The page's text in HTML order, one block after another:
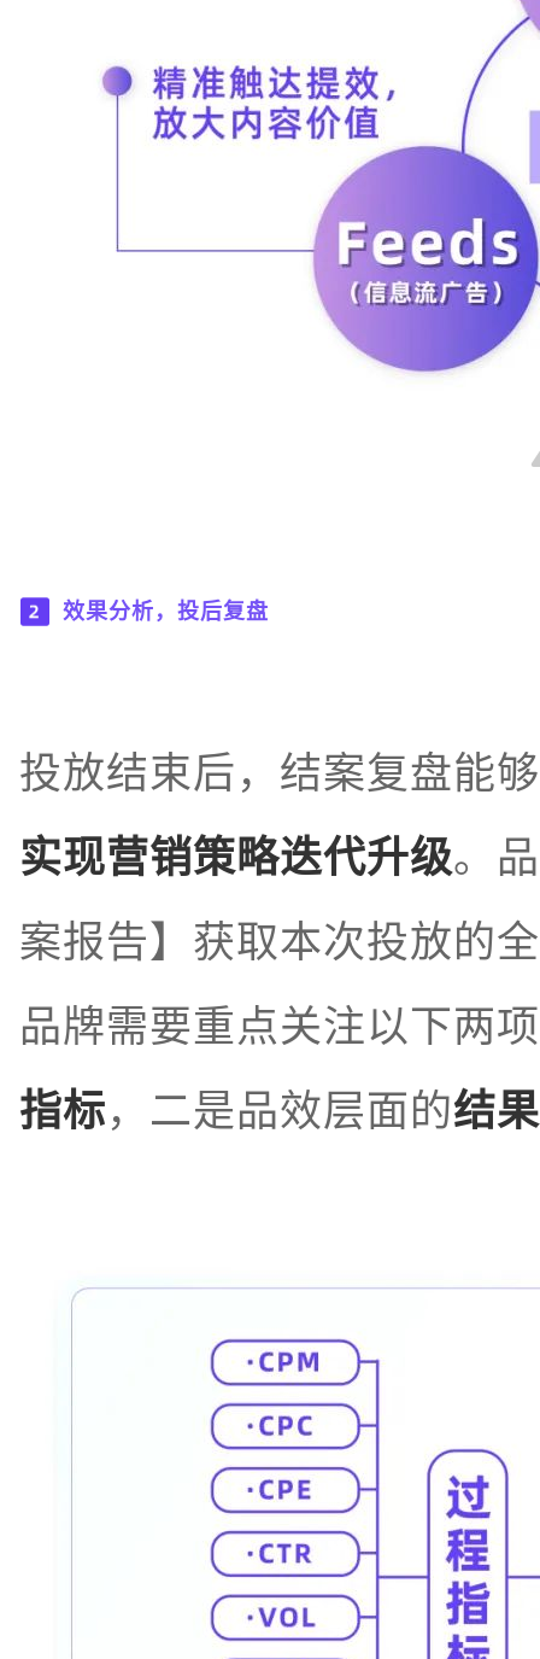
效果分析，投后复盘
投放结束后，结案复盘能
实现营销策略迭代升级。
案报告】获取本次投放的
品牌需要重点关注以下两
指标，二是品效层面的结